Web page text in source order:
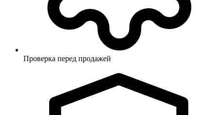
Проверка перед продажей